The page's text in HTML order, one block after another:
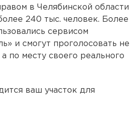
в Челябинской области
240 тыс. человек. Более
сервисом
и смогут проголосовать не
по месту своего реального
ваш участок для